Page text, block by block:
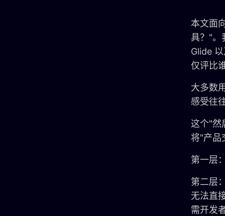
本文面
具？"。
Glide
仅评比
大多数
感受往
这个"然
将"产品
第一层
第二层
无法直
需开发